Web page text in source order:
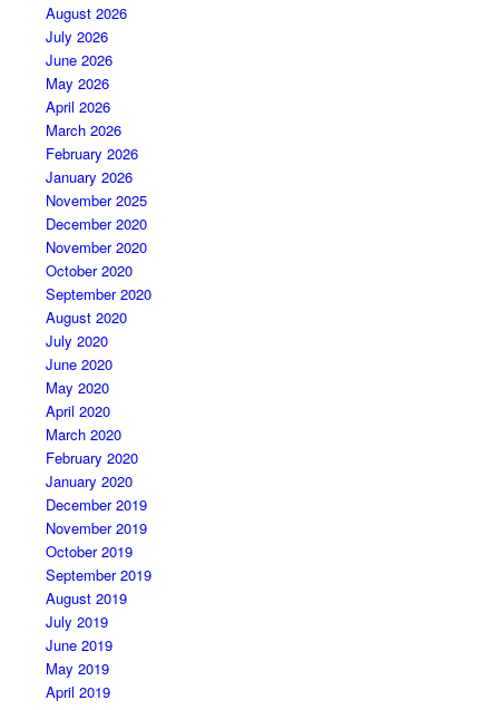
August 2026
July 2026
June 2026
May 2026
April 2026
March 2026
February 2026
January 2026
November 2025
December 2020
November 2020
October 2020
September 2020
August 2020
July 2020
June 2020
May 2020
April 2020
March 2020
February 2020
January 2020
December 2019
November 2019
October 2019
September 2019
August 2019
July 2019
June 2019
May 2019
April 2019